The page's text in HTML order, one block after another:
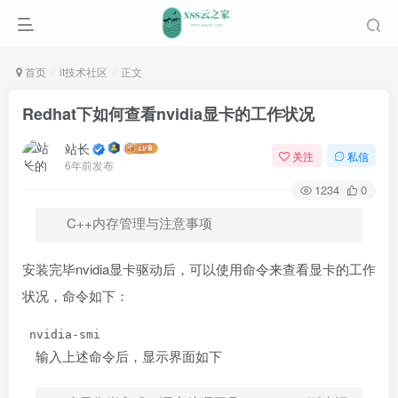
首页 it技术社区 正文
Redhat下如何查看nvidia显卡的工作状况
站长
6年前发布
关注 私信
1234 0
C++内存管理与注意事项
安装完毕nvidia显卡驱动后，可以使用命令来查看显卡的工作
状况，命令如下：
输入上述命令后，显示界面如下